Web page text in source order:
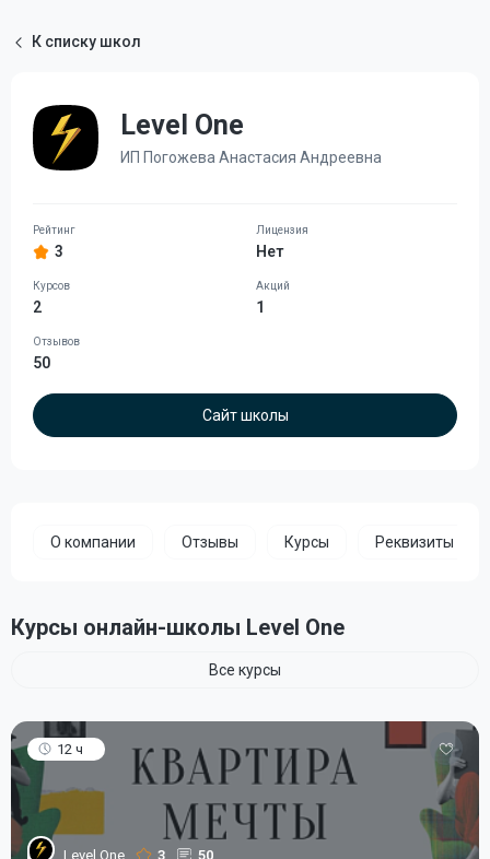
К списку школ
Level One
ИП Погожева Анастасия Андреевна
3 Нет
2 1
50
Сайт школы
О компании Отзывы Курсы Реквизиты
Курсы онлайн-школы Level One
Все курсы
12 ч
Level One 3 50